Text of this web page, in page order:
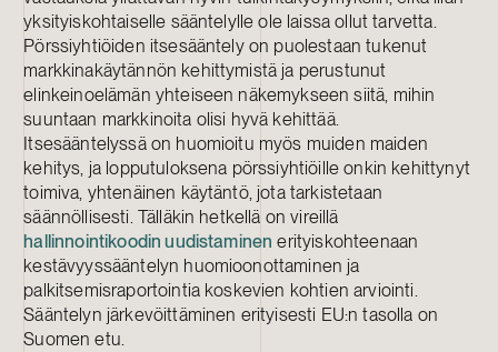
yksityiskohtaiselle sääntelylle ole laissa ollut tarvetta.
Pörssiyhtiöiden itsesääntely on puolestaan tukenut
markkinakäytännön kehittymistä ja perustunut
elinkeinoelämän yhteiseen näkemykseen siitä, mihin
suuntaan markkinoita olisi hyvä kehittää.
Itsesääntelyssä on huomioitu myös muiden maiden
kehitys, ja lopputuloksena pörssiyhtiöille onkin kehittynyt
toimiva, yhtenäinen käytäntö, jota tarkistetaan
säännöllisesti. Tälläkin hetkellä on vireillä
hallinnointikoodin uudistaminen erityiskohteenaan
kestävyyssääntelyn huomioonottaminen ja
palkitsemisraportointia koskevien kohtien arviointi.
Sääntelyn järkevöittäminen erityisesti EU:n tasolla on
Suomen etu.